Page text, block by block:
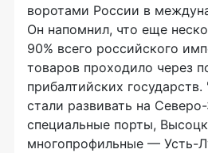
воротами России в
Он напомнил, что еще
90% всего российского
товаров проходило через
прибалтийских
стали развивать на
специальные порты,
многопрофильные — Усть-